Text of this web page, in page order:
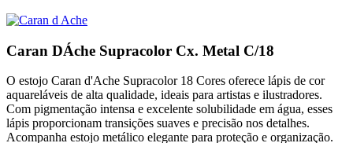
Caran DÁche Supracolor Cx. Metal C/18
O estojo Caran d'Ache Supracolor 18 Cores oferece lápis de cor
aquareláveis de alta qualidade, ideais para artistas e ilustradores.
Com pigmentação intensa e excelente solubilidade em água, esses
lápis proporcionam transições suaves e precisão nos detalhes.
Acompanha estojo metálico elegante para proteção e organização.